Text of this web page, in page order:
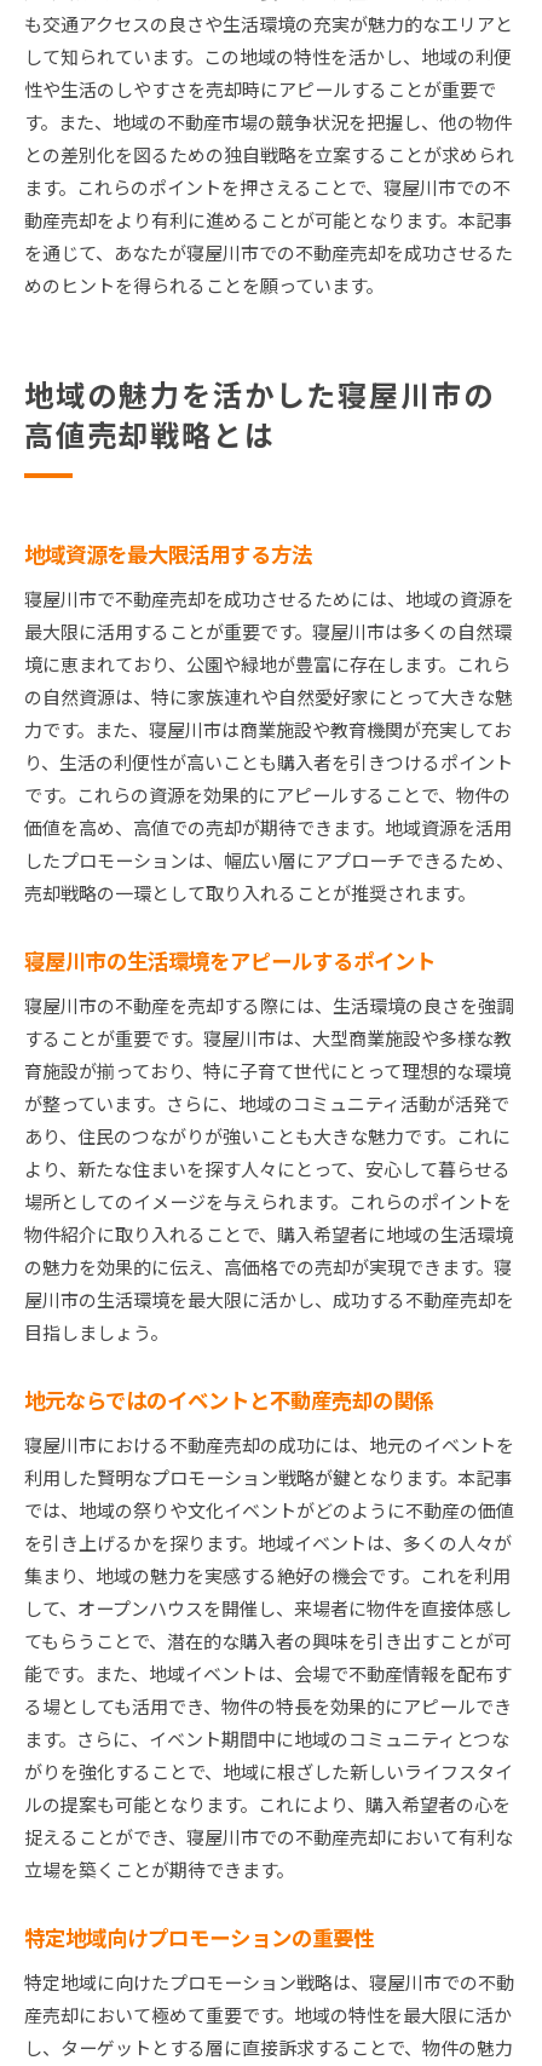
も交通アクセスの良さや生活環境の充実が魅力的なエリアと
して知られています。この地域の特性を活かし、地域の利便
性や生活のしやすさを売却時にアピールすることが重要で
す。また、地域の不動産市場の競争状況を把握し、他の物件
との差別化を図るための独自戦略を立案することが求められ
ます。これらのポイントを押さえることで、寝屋川市での不
動産売却をより有利に進めることが可能となります。本記事
を通じて、あなたが寝屋川市での不動産売却を成功させるた
めのヒントを得られることを願っています。
地域の魅力を活かした寝屋川市の
高値売却戦略とは
地域資源を最大限活用する方法
寝屋川市で不動産売却を成功させるためには、地域の資源を
最大限に活用することが重要です。寝屋川市は多くの自然環
境に恵まれており、公園や緑地が豊富に存在します。これら
の自然資源は、特に家族連れや自然愛好家にとって大きな魅
力です。また、寝屋川市は商業施設や教育機関が充実してお
り、生活の利便性が高いことも購入者を引きつけるポイント
です。これらの資源を効果的にアピールすることで、物件の
価値を高め、高値での売却が期待できます。地域資源を活用
したプロモーションは、幅広い層にアプローチできるため、
売却戦略の一環として取り入れることが推奨されます。
寝屋川市の生活環境をアピールするポイント
寝屋川市の不動産を売却する際には、生活環境の良さを強調
することが重要です。寝屋川市は、大型商業施設や多様な教
育施設が揃っており、特に子育て世代にとって理想的な環境
が整っています。さらに、地域のコミュニティ活動が活発で
あり、住民のつながりが強いことも大きな魅力です。これに
より、新たな住まいを探す人々にとって、安心して暮らせる
場所としてのイメージを与えられます。これらのポイントを
物件紹介に取り入れることで、購入希望者に地域の生活環境
の魅力を効果的に伝え、高価格での売却が実現できます。寝
屋川市の生活環境を最大限に活かし、成功する不動産売却を
目指しましょう。
地元ならではのイベントと不動産売却の関係
寝屋川市における不動産売却の成功には、地元のイベントを
利用した賢明なプロモーション戦略が鍵となります。本記事
では、地域の祭りや文化イベントがどのように不動産の価値
を引き上げるかを探ります。地域イベントは、多くの人々が
集まり、地域の魅力を実感する絶好の機会です。これを利用
して、オープンハウスを開催し、来場者に物件を直接体感し
てもらうことで、潜在的な購入者の興味を引き出すことが可
能です。また、地域イベントは、会場で不動産情報を配布す
る場としても活用でき、物件の特長を効果的にアピールでき
ます。さらに、イベント期間中に地域のコミュニティとつな
がりを強化することで、地域に根ざした新しいライフスタイ
ルの提案も可能となります。これにより、購入希望者の心を
捉えることができ、寝屋川市での不動産売却において有利な
立場を築くことが期待できます。
特定地域向けプロモーションの重要性
特定地域に向けたプロモーション戦略は、寝屋川市での不動
産売却において極めて重要です。地域の特性を最大限に活か
し、ターゲットとする層に直接訴求することで、物件の魅力